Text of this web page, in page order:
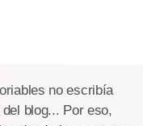
no escribía
blog... Por eso,